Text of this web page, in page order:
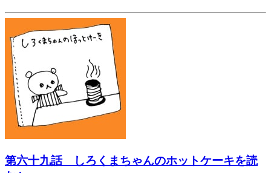
第六十九話 しろくまちゃんのホットケーキを読